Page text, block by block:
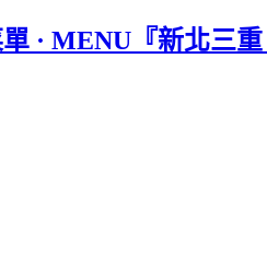
· MENU『新北三重